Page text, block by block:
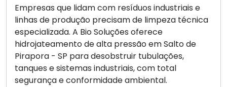
Empresas que lidam com resíduos industriais e
linhas de produção precisam de limpeza técnica
especializada. A Bio Soluções oferece
hidrojateamento de alta pressão em Salto de
Pirapora - SP para desobstruir tubulações,
tanques e sistemas industriais, com total
segurança e conformidade ambiental.